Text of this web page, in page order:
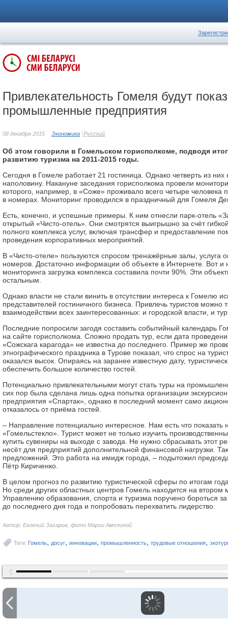
Привлекательность Гомеля будут
промышленные предприятия
08 декабря 2015 Экономика Русский
Об этом говорили в Гомельском горисполкоме, подводя
развитию туризма на 2011-2015 годы.
Сегодня в Гомеле работает 21 гостиница. Однако четверть из них
наполовину. Накануне заседания горисполкома провели
которого, например, в «Соже» проживало всего четыре человека
в номерах. Мониторинг проводился в праздничный для Гомеля
Есть, конечно, и успешные примеры. К ним отнесли парк-отель
открытый «Чисто-отель». Они смотрятся выигрышно за счёт
полного комплекса услуг, включая трансфер и предоставление
проведения корпоративных мероприятий.
В «Чисто-отеле» пользуются спросом тренажёрные залы, услуга
номеров. Достаточно информации об объекте в Интернете. Вот и
мониторинга загрузка комплекса составила почти 90%. Эти
остальным.
Однако власти не стали винить в отсутствии интереса к Гомелю
представителей гостиничного бизнеса. Привлечь туристов можно
взаимодействии всех заинтересованных: и городской власти, и
Последние попросили загодя составить событийный календарь
на сайте горисполкома. Сложно продать тур, если дата
«Сожскага карагода» не известна до последнего. Пример же
этнографического праздника в Турове показал, что спрос на
оказался высок. Опираясь на заранее известную дату,
обеспечить большое количество гостей.
Потенциально привлекательными могут стать туры на
сих пор была сделана лишь одна попытка организации
предприятия «Спартак», однако в последний момент само
отказалось от приёма гостей.
– Направление потенциально интересное. Нам есть что показать
«Гомельстекло». Турист может не только изучить
купить сувениры на выходе с завода. Не нужно сбрасывать этот
несёт для предприятий дополнительной финансовой нагрузки.
предложений. Это работа на имидж города, – подытожил
Пётр Кириченко.
В целом прогноз по развитию туристической сферы по итогам
Но среди других областных центров Гомель находится на втором
Управлению образования, спорта и туризма поручено бороться
до последнего дня года и попробовать перехватить лидерство.
Автор: Евгений Захаров, фото Марии Амелиной
Теги: Гомель, досуг, инновации, промышленность, трудовые отношения,